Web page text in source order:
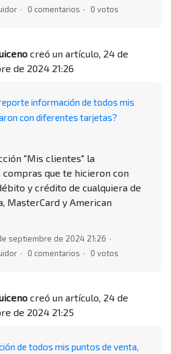
0 comentarios 0 votos
creó un artículo, 24 de
de 2024 21:26
información de todos mis
con diferentes tarjetas?
"Mis clientes" la
que te hicieron con
y crédito de cualquiera de
MasterCard y American
septiembre de 2024 21:26
0 comentarios 0 votos
creó un artículo, 24 de
de 2024 21:25
de todos mis puntos de venta,